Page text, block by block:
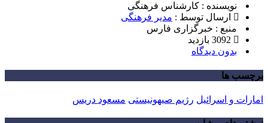
نویسنده : کارشناس فرهنگی
ارسال توسط : مدیر فرهنگی
منبع : خبرگزاری فارس
بدون دیدگاه
برچسب ها
امارات و اسرائیل رژیم صیهونیستی مسعود دریس